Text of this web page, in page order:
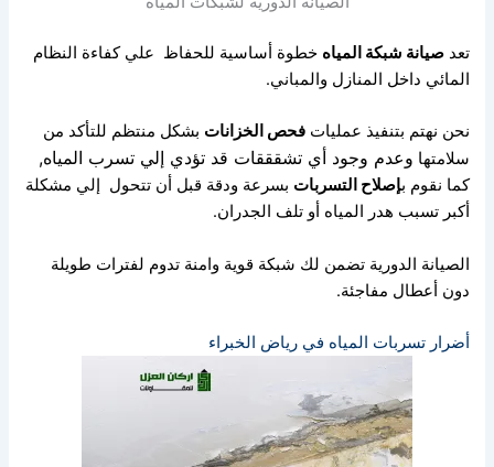
تعدصيانة شبكة المياه خطوة أساسية للحفاظ علي كفاءة النظام
المائي داخل المنازل والمباني.
نحن نهتم بتنفيذ عملياتفحص الخزانات بشكل منتظم للتأكد من
سلامتها وعدم وجود أي تشقققات قد تؤدي إلي تسرب المياه,
كما نقوم بإصلاح التسربات بسرعة ودقة قبل أن تتحول إلي مشكلة
أكبر تسبب هدر المياه أو تلف الجدران.
الصيانة الدورية تضمن لك شبكة قوية وامنة تدوم لفترات طويلة
دون أعطال مفاجئة.
أضرار تسربات المياه في رياض الخبراء